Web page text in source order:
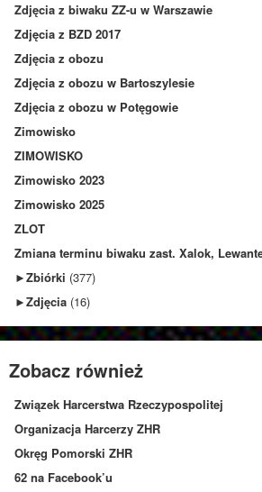
Zdjęcia z biwaku ZZ-u w Warszawie
Zdjęcia z BZD 2017
Zdjęcia z obozu
Zdjęcia z obozu w Bartoszylesie
Zdjęcia z obozu w Potęgowie
Zimowisko
ZIMOWISKO
Zimowisko 2023
Zimowisko 2025
ZLOT
Zmiana terminu biwaku zast. Xalok,
►Zbiórki (377)
►Zdjęcia (16)
Zobacz również
Związek Harcerstwa Rzeczypospolitej
Organizacja Harcerzy ZHR
Okręg Pomorski ZHR
62 na Facebook’u